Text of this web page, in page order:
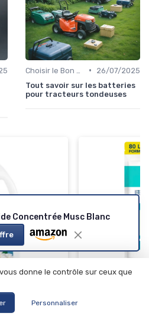
•
26/07/2025
Tout savoir sur les batteries
pour tracteurs tondeuses
DR BECKMANN
Concentrée Musc Blanc
donne le contrôle sur ceux que
Personnaliser